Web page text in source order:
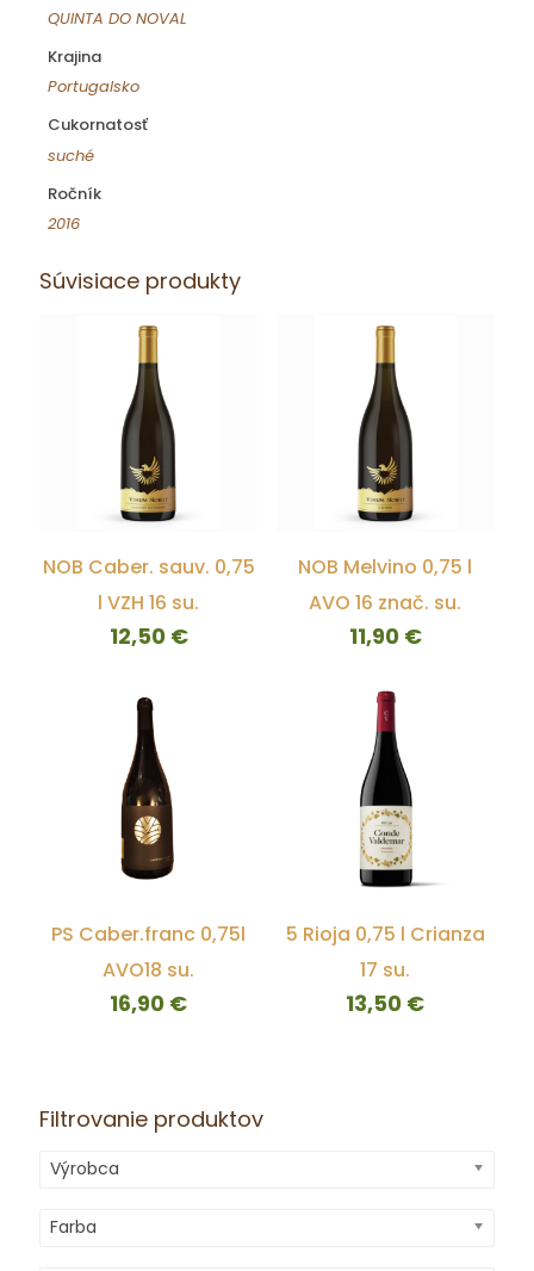
QUINTA DO NOVAL
Krajina
Portugalsko
Cukornatosť
suché
Ročník
2016
Súvisiace produkty
NOB Caber. sauv. 0,75
l VZH 16 su.
12,50 €
NOB Melvino 0,75 l
AVO 16 znač. su.
11,90 €
PS Caber.franc 0,75l
AVO18 su.
16,90 €
5 Rioja 0,75 l Crianza
17 su.
13,50 €
Filtrovanie produktov
Výrobca
Farba